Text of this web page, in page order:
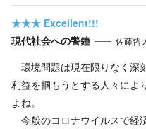
★★★ Excellent!!!
現代社会への警鐘
佐藤哲
環境問題は現在限りなく深
利益を掴もうとする人々によ
よね。
今般のコロナウイルスで経